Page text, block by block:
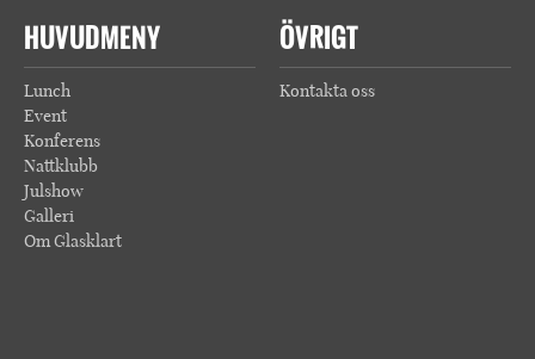
HUVUDMENY
Lunch
Event
Konferens
Nattklubb
Julshow
Galleri
Om Glasklart
ÖVRIGT
Kontakta oss